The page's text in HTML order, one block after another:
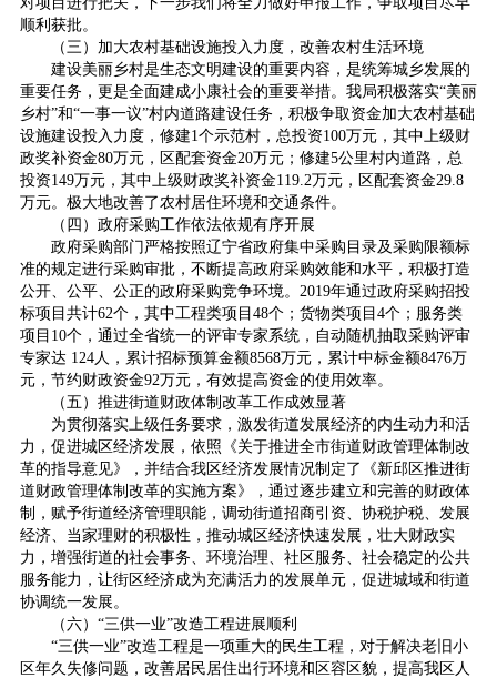
顺利获批。
（三）加大农村基础设施投入力度，改善农村生活环境
建设美丽乡村是生态文明建设的重要内容，是统筹城乡发展的
重要任务，更是全面建成小康社会的重要举措。我局积极落实“美丽
乡村”和“一事一议”村内道路建设任务，积极争取资金加大农村基础
设施建设投入力度，修建1个示范村，总投资100万元，其中上级财
政奖补资金80万元，区配套资金20万元；修建5公里村内道路，总
投资149万元，其中上级财政奖补资金119.2万元，区配套资金29.8
万元。极大地改善了农村居住环境和交通条件。
（四）政府采购工作依法依规有序开展
政府采购部门严格按照辽宁省政府集中采购目录及采购限额标
准的规定进行采购审批，不断提高政府采购效能和水平，积极打造
公开、公平、公正的政府采购竞争环境。2019年通过政府采购招投
标项目共计62个，其中工程类项目48个；货物类项目4个；服务类
项目10个，通过全省统一的评审专家系统，自动随机抽取采购评审
专家达 124人，累计招标预算金额8568万元，累计中标金额8476万
元，节约财政资金92万元，有效提高资金的使用效率。
（五）推进街道财政体制改革工作成效显著
为贯彻落实上级任务要求，激发街道发展经济的内生动力和活
力，促进城区经济发展，依照《关于推进全市街道财政管理体制改
革的指导意见》，并结合我区经济发展情况制定了《新邱区推进街
道财政管理体制改革的实施方案》，通过逐步建立和完善的财政体
制，赋予街道经济管理职能，调动街道招商引资、协税护税、发展
经济、当家理财的积极性，推动城区经济快速发展，壮大财政实
力，增强街道的社会事务、环境治理、社区服务、社会稳定的公共
服务能力，让街区经济成为充满活力的发展单元，促进城域和街道
协调统一发展。
（六）“三供一业”改造工程进展顺利
“三供一业”改造工程是一项重大的民生工程，对于解决老旧小
区年久失修问题，改善居民居住出行环境和区容区貌，提高我区人